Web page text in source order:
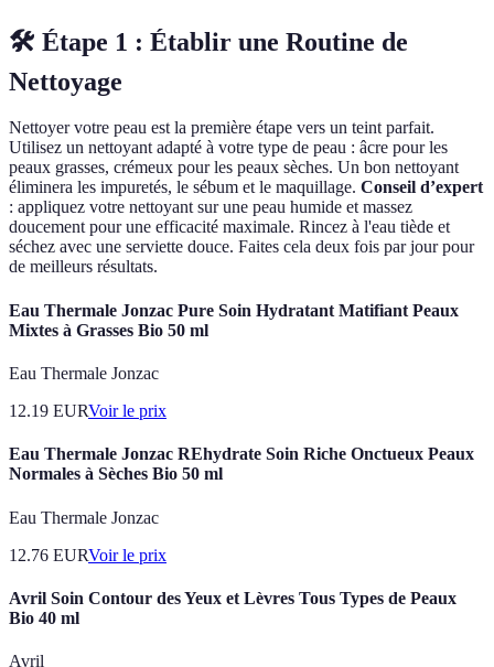
🛠️ Étape 1 : Établir une Routine de
Nettoyage
Nettoyer votre peau est la première étape vers un teint parfait.
Utilisez un nettoyant adapté à votre type de peau : âcre pour les
peaux grasses, crémeux pour les peaux sèches. Un bon nettoyant
éliminera les impuretés, le sébum et le maquillage. Conseil d’expert
: appliquez votre nettoyant sur une peau humide et massez
doucement pour une efficacité maximale. Rincez à l'eau tiède et
séchez avec une serviette douce. Faites cela deux fois par jour pour
de meilleurs résultats.
Eau Thermale Jonzac Pure Soin Hydratant Matifiant Peaux
Mixtes à Grasses Bio 50 ml
Eau Thermale Jonzac
12.19 EURVoir le prix
Eau Thermale Jonzac REhydrate Soin Riche Onctueux Peaux
Normales à Sèches Bio 50 ml
Eau Thermale Jonzac
12.76 EURVoir le prix
Avril Soin Contour des Yeux et Lèvres Tous Types de Peaux
Bio 40 ml
Avril